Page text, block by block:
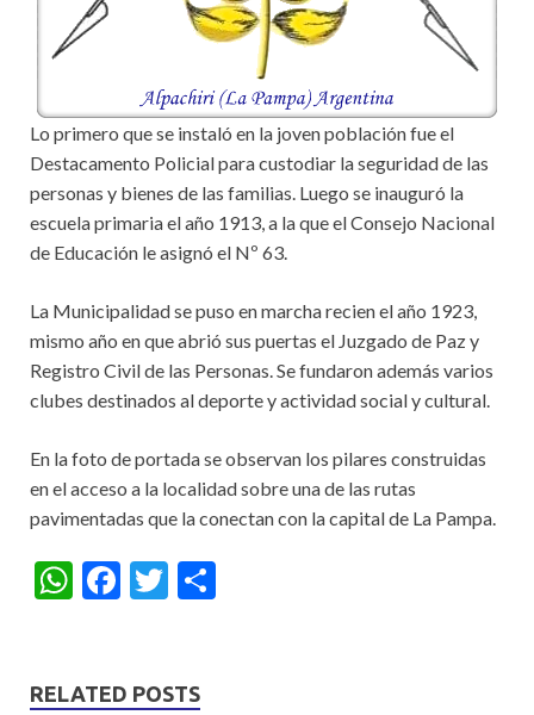
Lo primero que se instaló en la joven población fue el
Destacamento Policial para custodiar la seguridad de las
personas y bienes de las familias. Luego se inauguró la
escuela primaria el año 1913, a la que el Consejo Nacional
de Educación le asignó el Nº 63.
La Municipalidad se puso en marcha recien el año 1923,
mismo año en que abrió sus puertas el Juzgado de Paz y
Registro Civil de las Personas. Se fundaron además varios
clubes destinados al deporte y actividad social y cultural.
En la foto de portada se observan los pilares construidas
en el acceso a la localidad sobre una de las rutas
pavimentadas que la conectan con la capital de La Pampa.
W
s
F
b
T
er
RELATED POSTS